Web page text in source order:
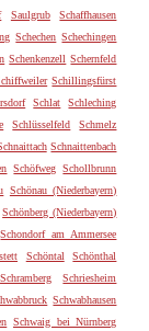
Saulgrub
Schaffhausen
Schechen Schechingen
Schenkenzell Schernfeld
Schillingsfürst
Schlat
Schleching
Schlüsselfeld
Schmelz
Schnaittenbach
Schöfweg Schollbrunn
Schönau (Niederbayern)
Schönberg (Niederbayern)
Schondorf am Ammersee
Schöntal
Schönthal
Schramberg
Schriesheim
Schwabhausen
Schwaig bei Nürnberg